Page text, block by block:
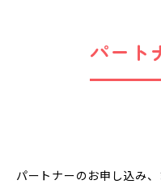
パート
パートナーのお申し込み